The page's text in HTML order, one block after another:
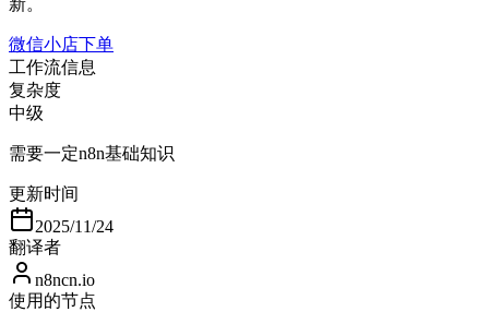
微信小店下单
工作流信息
复杂度
中级
需要一定n8n基础知识
更新时间
2025/11/24
翻译者
n8ncn.io
使用的节点